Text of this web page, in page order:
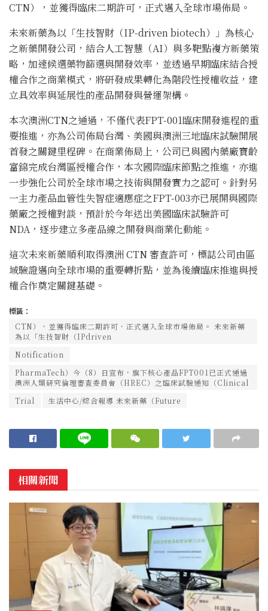
CTN），並獲得臨床二期許可，正式邁入全球市場佈局。
未來新藥為以「生技智財（IP-driven biotech）」為核心
之新藥開發公司，結合人工智慧（AI）與多靶點複方新藥策
略，加速候選藥物篩選與開發效率，並透過早期臨床結合授
權合作之商業模式，將研發成果轉化為階段性授權收益，建
立具效率與延展性的產品開發與營運架構。
本次澳洲CTN之通過，不僅代表FPT-001臨床開發進程的重
要推進，亦為公司佈局台灣、美國與澳洲三地臨床試驗開展
首發之關鍵里程碑。在商業佈局上，公司已與國內藥廠寶齡
富錦完成台灣區授權合作，本次國際臨床節點之推進，亦進
一步強化公司於全球市場之技術與開發實力之認可。針對另
一主力產品血管性失智症適應症之FPT-003亦已展開與國際
藥廠之授權對談，預計於今年送出美國臨床試驗許可
NDA，逐步建立多產品線之開發與商業化動能。
這次未來新藥順利取得澳洲 CTN 審查許可，標誌公司由區
域驗證邁向全球市場的重要轉折點，並為後續臨床推進與授
權合作奠定關鍵基礎。
標籤：
CTN），並獲得臨床二期許可，正式邁入全球市場佈局。 未來新藥
為以「生技智財（IPdriven
Notification
PharmaTech）今（8）日宣布，旗下核心產品FPT001已正式通過
澳洲人類研究倫理審查委員會（HREC）之臨床試驗通知（Clinical
Trial
生活中心/綜合報導 未來新藥（Future
相關新聞